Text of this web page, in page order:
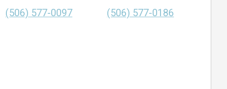
(506) 577-0097
(506) 577-0186